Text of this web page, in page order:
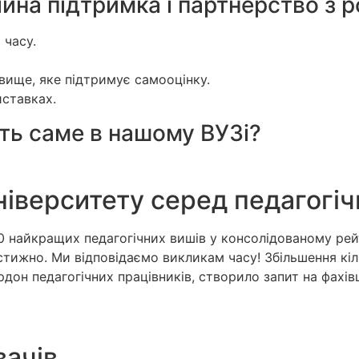
яке підтримує самооцінку.
саме в нашому ВУЗі?
серед
педагогічних вишів у консолідованому
Ми відповідаємо викликам часу! Збільшення
педагогічних працівників, створило запит на